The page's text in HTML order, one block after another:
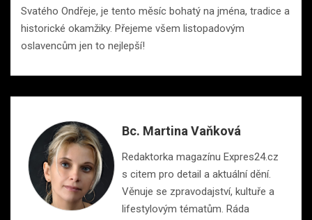
Svatého Ondřeje, je tento měsíc bohatý na jména, tradice a
historické okamžiky. Přejeme všem listopadovým
oslavencům jen to nejlepší!
Bc. Martina Vaňková
Redaktorka magazínu Expres24.cz
s citem pro detail a aktuální dění.
Věnuje se zpravodajství, kultuře a
lifestylovým tématům. Ráda